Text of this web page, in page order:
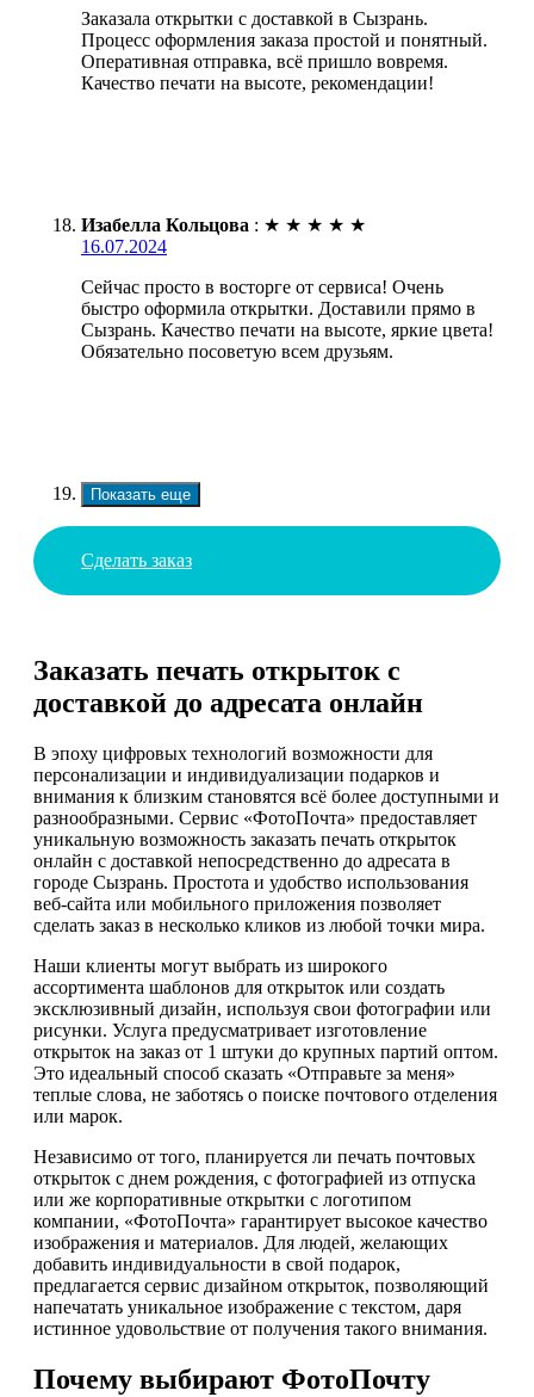
Заказала открытки с доставкой в Сызрань.
Процесс оформления заказа простой и понятный.
Оперативная отправка, всё пришло вовремя.
Качество печати на высоте, рекомендации!
Изабелла Кольцова : ★ ★ ★ ★ ★
16.07.2024
Сейчас просто в восторге от сервиса! Очень
быстро оформила открытки. Доставили прямо в
Сызрань. Качество печати на высоте, яркие цвета!
Обязательно посоветую всем друзьям.
Показать еще
Сделать заказ
Заказать печать открыток с
доставкой до адресата онлайн
В эпоху цифровых технологий возможности для
персонализации и индивидуализации подарков и
внимания к близким становятся всё более доступными и
разнообразными. Сервис «ФотоПочта» предоставляет
уникальную возможность заказать печать открыток
онлайн с доставкой непосредственно до адресата в
городе Сызрань. Простота и удобство использования
веб-сайта или мобильного приложения позволяет
сделать заказ в несколько кликов из любой точки мира.
Наши клиенты могут выбрать из широкого
ассортимента шаблонов для открыток или создать
эксклюзивный дизайн, используя свои фотографии или
рисунки. Услуга предусматривает изготовление
открыток на заказ от 1 штуки до крупных партий оптом.
Это идеальный способ сказать «Отправьте за меня»
теплые слова, не заботясь о поиске почтового отделения
или марок.
Независимо от того, планируется ли печать почтовых
открыток с днем рождения, с фотографией из отпуска
или же корпоративные открытки с логотипом
компании, «ФотоПочта» гарантирует высокое качество
изображения и материалов. Для людей, желающих
добавить индивидуальности в свой подарок,
предлагается сервис дизайном открыток, позволяющий
напечатать уникальное изображение с текстом, даря
истинное удовольствие от получения такого внимания.
Почему выбирают ФотоПочту